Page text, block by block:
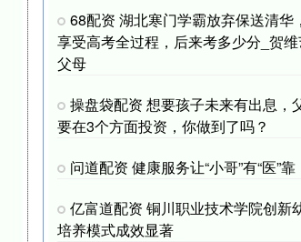
68配资 湖北寒门学霸放弃保送清华
享受高考全过程，后来考多少分_贺维
父母
操盘袋配资 想要孩子未来有出息，
要在3个方面投资，你做到了吗？
问道配资 健康服务让“小哥”有“医”靠
亿富道配资 铜川职业技术学院创新
培养模式成效显著